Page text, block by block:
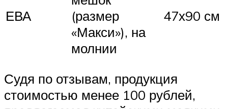
ЕВА
(размер
«Макси»), на
молнии
47х90 см
Судя по отзывам, продукция
стоимостью менее 100 рублей,